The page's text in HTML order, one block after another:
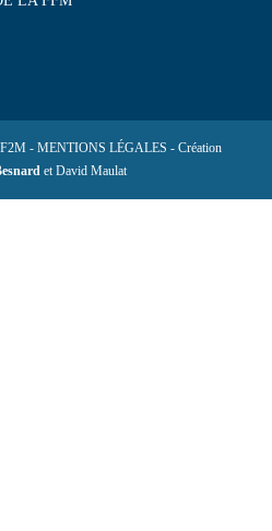
- MENTIONS LÉGALES - Création
et David Maulat